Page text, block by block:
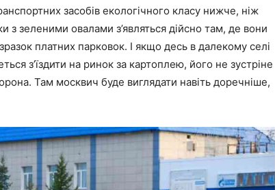
засобів екологічного класу нижче, ніж
з зеленими овалами з’являться дійсно там, де вони
платних парковок. І якщо десь в далекому селі
з’їздити на ринок за картоплею, його не зустріне
Там москвич буде виглядати навіть доречніше,